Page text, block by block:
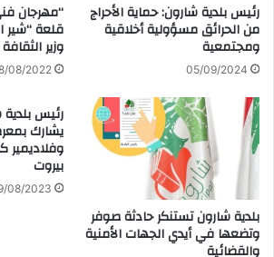
رئيس بلدية شارون: حماية الأحراج
من الحرائق مسؤولية أخلاقية
ومجتمعية
05/09/2024
“مهرجان
قلعة “شير
وزير الثقافة
08/2022
بلدية شارون تستنكر حادثة صوفر
وتضعها في أيدي الجهات الأمنية
والقضائية
رئيس بلدية
يشارك
وفلاديمير
بيروت
08/2023